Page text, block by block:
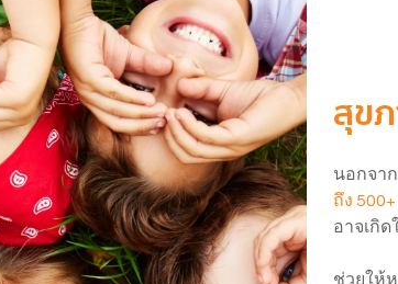
สุข
นอกจา
ถึง
อาจเกิ
ช่วยให้